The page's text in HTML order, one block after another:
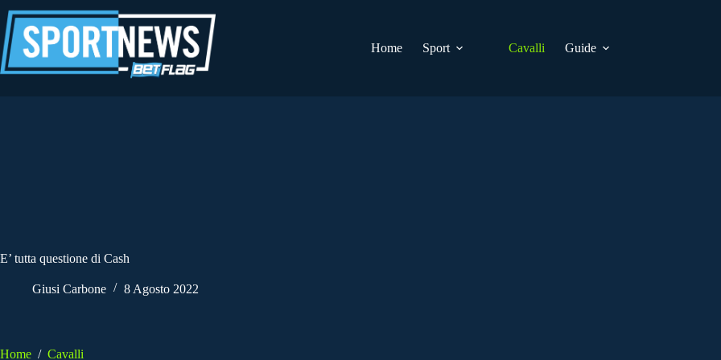
al
contenuto
Home
Sport Cavalli Guide
E’ tutta questione di Cash
Giusi Carbone 8 Agosto 2022
Home / Cavalli